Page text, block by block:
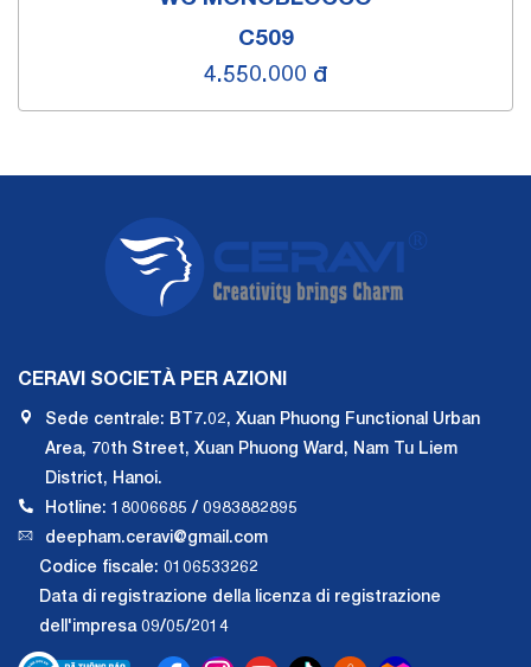
C509
4.550.000 đ
CERAVI SOCIETÀ PER AZIONI
Sede centrale: BT7.02, Xuan Phuong Functional Urban
Area, 70th Street, Xuan Phuong Ward, Nam Tu Liem
District, Hanoi.
Hotline: 18006685 / 0983882895
deepham.ceravi@gmail.com
Codice fiscale: 0106533262
Data di registrazione della licenza di registrazione
dell'impresa 09/05/2014